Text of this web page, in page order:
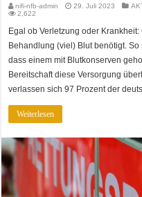
nifi-nfb-admin 29. Juli 2023
2,622
Egal ob Verletzung oder
Behandlung (viel) Blut benötigt.
dass einem mit Blutkonserven
Bereitschaft diese Versorgung
verlassen sich 97 Prozent der
Weiterlesen